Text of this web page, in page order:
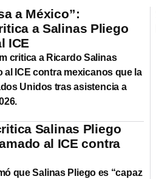
a México”:
a Salinas Pliego
ICE
critica a Ricardo Salinas
al ICE contra mexicanos que la
Unidos tras asistencia a
Salinas Pliego
al ICE contra
que Salinas Pliego es “capaz